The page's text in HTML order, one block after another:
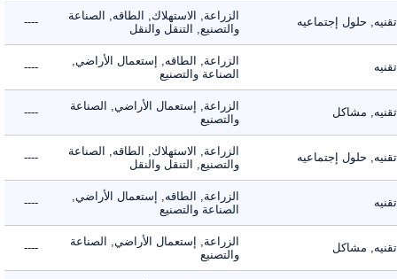
حلول إجتماعيه
الزراعة, الاستهلاك, الطاقه, الصناعة
والتصنيع, التنقل والنقل
----
الزراعة, الطاقه, إستعمال الأراضي,
الصناعة والتصنيع
----
مشاكل
الزراعة, إستعمال الأراضي, الصناعة
والتصنيع
----
حلول إجتماعيه
الزراعة, الاستهلاك, الطاقه, الصناعة
والتصنيع, التنقل والنقل
----
الزراعة, الطاقه, إستعمال الأراضي,
الصناعة والتصنيع
----
مشاكل
الزراعة, إستعمال الأراضي, الصناعة
والتصنيع
----